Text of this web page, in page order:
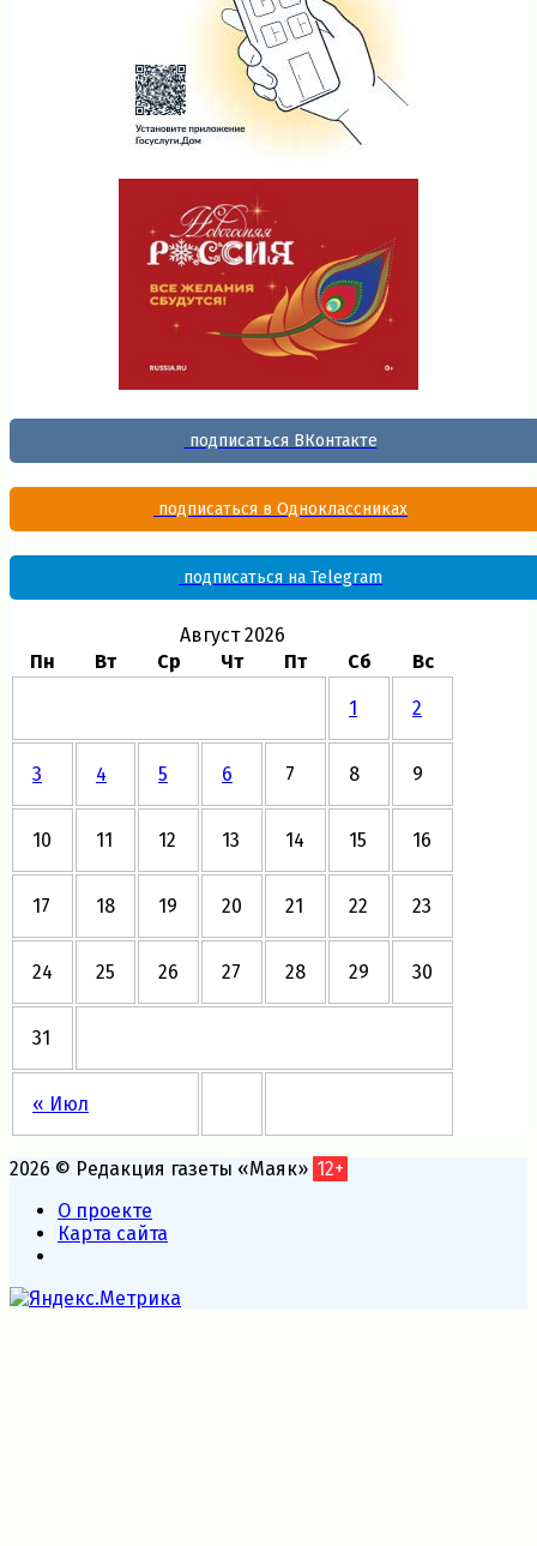
подписаться ВКонтакте
подписаться в Одноклассниках
подписаться на Telegram
Август 2026
Пн
Вт Ср Чт Пт Сб Вс
« Июл
1 2
3 4 5 6 7 8 9
10 11 12 13 14 15 16
17 18 19 20 21 22 23
24 25 26 27 28 29 30
31
2026 © Редакция газеты «Маяк» 12+
О проекте
Карта сайта